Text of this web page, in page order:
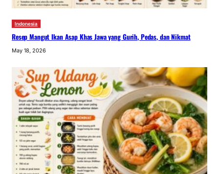
Indonesia
Resep Mangut Ikan Asap Khas Jawa yang Gurih, Pedas, dan Nikmat
May 18, 2026